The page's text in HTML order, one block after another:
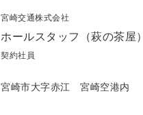
宮崎交通株式会社
ホールスタッフ（萩の茶屋）
契約社員
宮崎市大字赤江 宮崎空港内